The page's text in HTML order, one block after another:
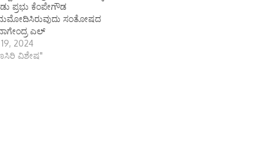
ಪ್ರಭು ಕೆಂಪೇಗೌಡ
ಸಂತೋಷದ
ಎಲ್
2024
ವಿಶೇಷ"